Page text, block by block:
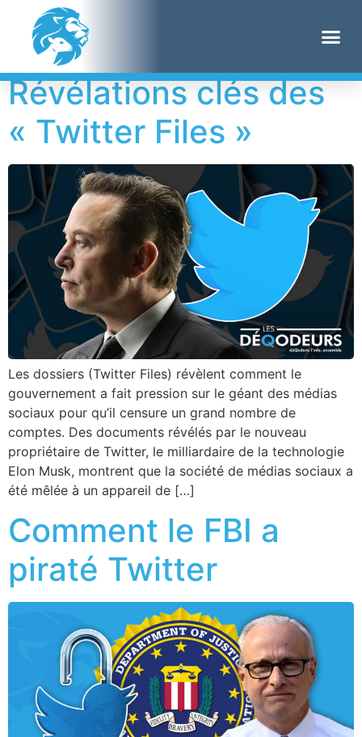
Étiquette :
Révélations clés des
« Twitter Files »
Les dossiers (Twitter Files) révèlent comment le
gouvernement a fait pression sur le géant des médias
sociaux pour qu’il censure un grand nombre de
comptes. Des documents révélés par le nouveau
propriétaire de Twitter, le milliardaire de la technologie
Elon Musk, montrent que la société de médias sociaux a
été mêlée à un appareil de […]
Comment le FBI a
piraté Twitter